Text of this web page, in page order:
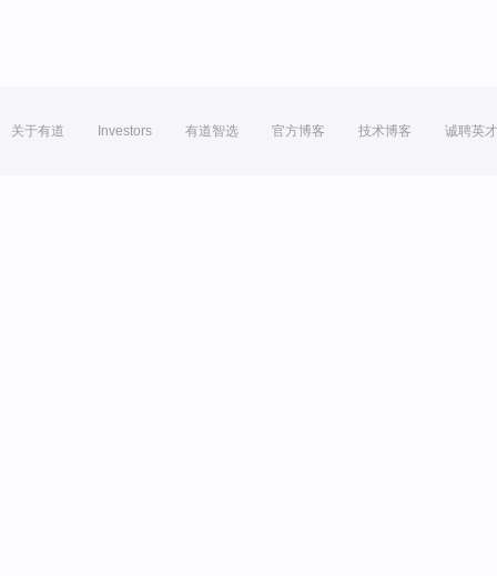
关于有道 Investors 有道智选 官方博客 技术博客 诚聘英才